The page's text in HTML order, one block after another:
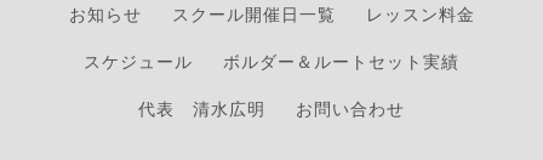
お知らせ スクール開催日一覧
レッスン料金
スケジュール
ボルダー＆ルートセット実績
代表 清水広明
お問い合わせ